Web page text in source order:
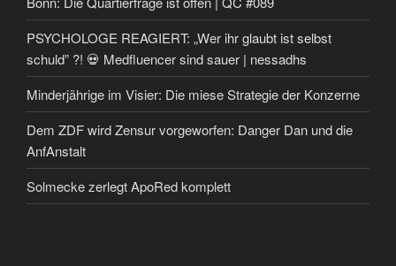
PSYCHOLOGE REAGIERT: „Wer ihr glaubt ist selbst
schuld” ?! 💀 Medfluencer sind sauer | nessadhs
Minderjährige im Visier: Die miese Strategie der Konzerne
Dem ZDF wird Zensur vorgeworfen: Danger Dan und die
AnfAnstalt
Solmecke zerlegt ApoRed komplett